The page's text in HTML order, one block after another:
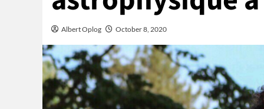
Albert Oplog October 8, 2020